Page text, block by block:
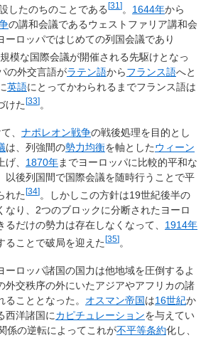
したのちのことである [31 ] 。 1644年から
の講和会議であるウェストファリア講和会
ーロッパではじめての列国会議であり
模な国際会議が開催される先駆けとなっ
の外交言語がラテン語からフランス語へと
英語にとってかわられるまでフランス語は
けた[33]。
、 ナポレオン戦争の戦後処理を目的とし
は、列強間の勢力均衡を軸としたウィーン
、 1870年までヨーロッパに比較的平和な
以後列国間で国際会議を随時行うことで平
れた[34]。しかしこの方針は19世紀後半の
なり、2つのブロックに分断されたヨーロ
だけの勢力は存在しなくなって、 1914年
ることで破局を迎えた[35]。
ーロッパ諸国の国力は他地域を圧倒するよ
外交秩序の外にいたアジアやアフリカの諸
こととなった。 オスマン帝国は16世紀か
西洋諸国にカピチュレーションを与えてい
係の逆転によってこれが不平等条約化し、